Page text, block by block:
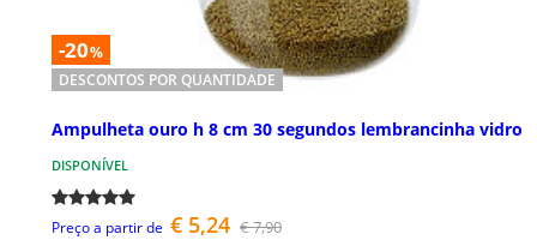
-20%
DESCONTOS POR QUANTIDADE
Ampulheta ouro h 8 cm 30 segundos lembrancinha vidro
DISPONÍVEL
Preço a partir de € 5,24 € 7,90